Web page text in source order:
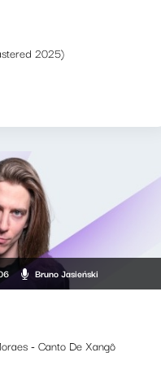
2025)
Bruno Jasieński
- Canto De Xangô